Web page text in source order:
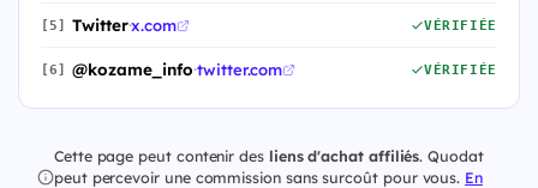
[5] Twitter·x.com VÉRIFIÉE
[6] @kozame_info·twitter.com VÉRIFIÉE
Cette page peut contenir des liens d'achat affiliés. Quodat
peut percevoir une commission sans surcoût pour vous. En